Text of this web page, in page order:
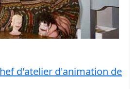
d'atelier d'animation de